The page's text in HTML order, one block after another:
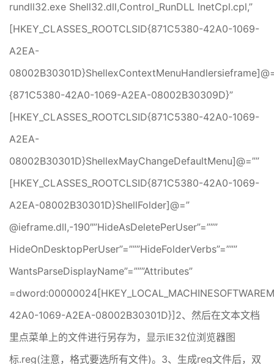
rundll32.exe Shell32.dll,Control_RunDLL InetCpl.cpl,”
[HKEY_CLASSES_ROOTCLSID{871C5380-42A0-1069-
A2EA-
{871C5380-42A0-1069-A2EA-08002B30309D}”
[HKEY_CLASSES_ROOTCLSID{871C5380-42A0-1069-
A2EA-
08002B30301D}ShellexMayChangeDefaultMenu]@=””
[HKEY_CLASSES_ROOTCLSID{871C5380-42A0-1069-
A2EA-08002B30301D}ShellFolder]@=”
@ieframe.dll,-190″”HideAsDeletePerUser”=”””
HideOnDesktopPerUser”=”””HideFolderVerbs”=”””
WantsParseDisplayName”=”””Attributes”
42A0-1069-A2EA-08002B30301D}]2、然后在文本文档
里点菜单上的文件进行另存为，显示IE32位浏览器图
标.reg(注意，格式要选所有文件)。3、生成reg文件后，双